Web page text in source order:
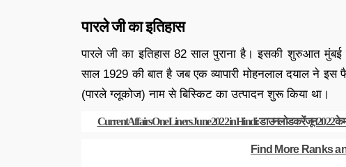
पारले जी का इतिहास
पारले जी का इतिहास 82 साल पुराना है। इसकी शुरुआत
साल 1929 की बात है जब एक व्यापारी मोहनलाल दयाल ने इस
(पारले ग्‍लूकोज) नाम से बिस्किट का उत्पादन शुरू किया था।
Current Affairs One Liners June 2022 in Hindi: डाउनलोड करें जून 2022 के
Find More Ranks